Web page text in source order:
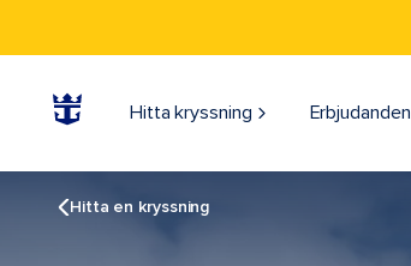
Hitta kryssning Erbjudanden
Hitta en kryssning